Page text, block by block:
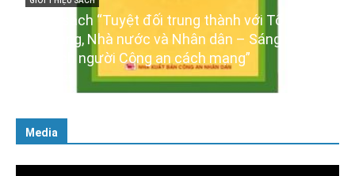
GIỚI THIỆU SÁCH
Ra mắt ba cuốn sách ảnh chào mừng Đại hội
XIV của Đảng
Media